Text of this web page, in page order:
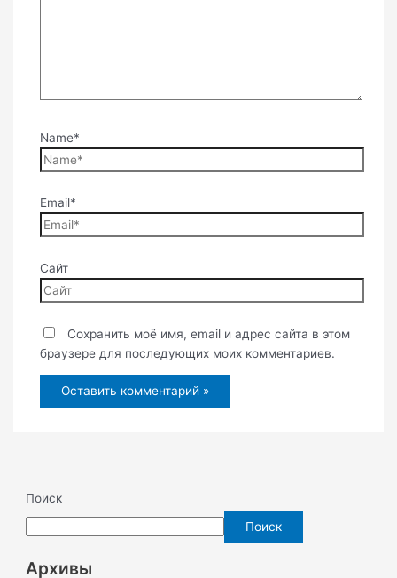
Name*
Email*
Сайт
Сохранить моё имя, email и адрес сайта в этом
браузере для последующих моих комментариев.
Поиск
Поиск
Архивы